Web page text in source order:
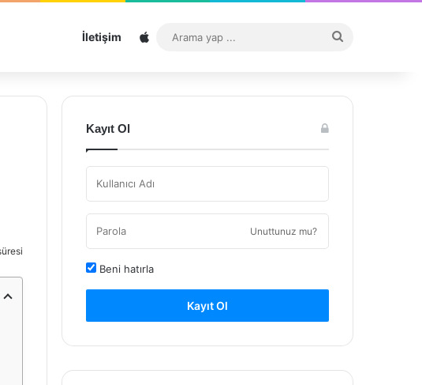
İletişim Sitemap
...
Kayıt Ol
Unuttunuz mu?
Beni hatırla
Kayıt Ol